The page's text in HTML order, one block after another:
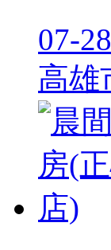
07-
高雄